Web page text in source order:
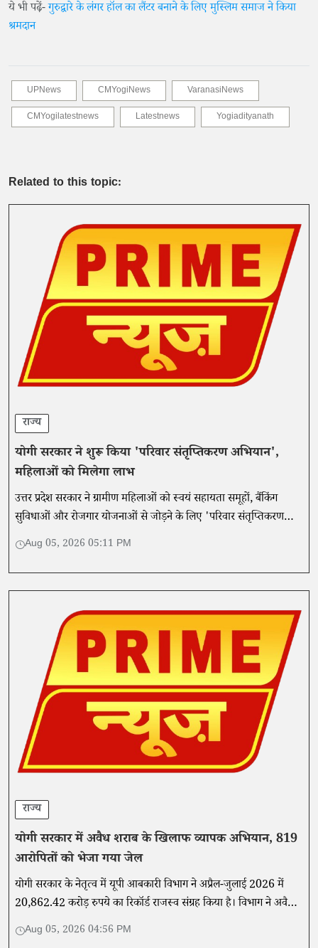
ये भी पढ़ें-गुरुद्वारे के लंगर हॉल का लैंटर बनाने के लिए मुस्लिम समाज ने किया
श्रमदान
UPNews CMYogiNews
VaranasiNews
CMYogilatestnews
Latestnews Yogiadityanath
Related to this topic:
राज्य
योगी सरकार ने शुरू किया 'परिवार संतृप्तिकरण अभियान',
महिलाओं को मिलेगा लाभ
उत्तर प्रदेश सरकार ने ग्रामीण महिलाओं को स्वयं सहायता समूहों, बैंकिंग
सुविधाओं और रोजगार योजनाओं से जोड़ने के लिए 'परिवार संतृप्तिकरण
अभियान' शुरू किया है।
Aug 05, 2026 05:11 PM
राज्य
योगी सरकार में अवैध शराब के खिलाफ व्यापक अभियान, 819
आरोपितों को भेजा गया जेल
योगी सरकार के नेतृत्व में यूपी आबकारी विभाग ने अप्रैल-जुलाई 2026 में
20,862.42 करोड़ रुपये का रिकॉर्ड राजस्व संग्रह किया है। विभाग ने अवैध
शराब के खिलाफ कार्रवाई तेज करते हुए हजारों मामले दर्ज किए हैं
Aug 05, 2026 04:56 PM